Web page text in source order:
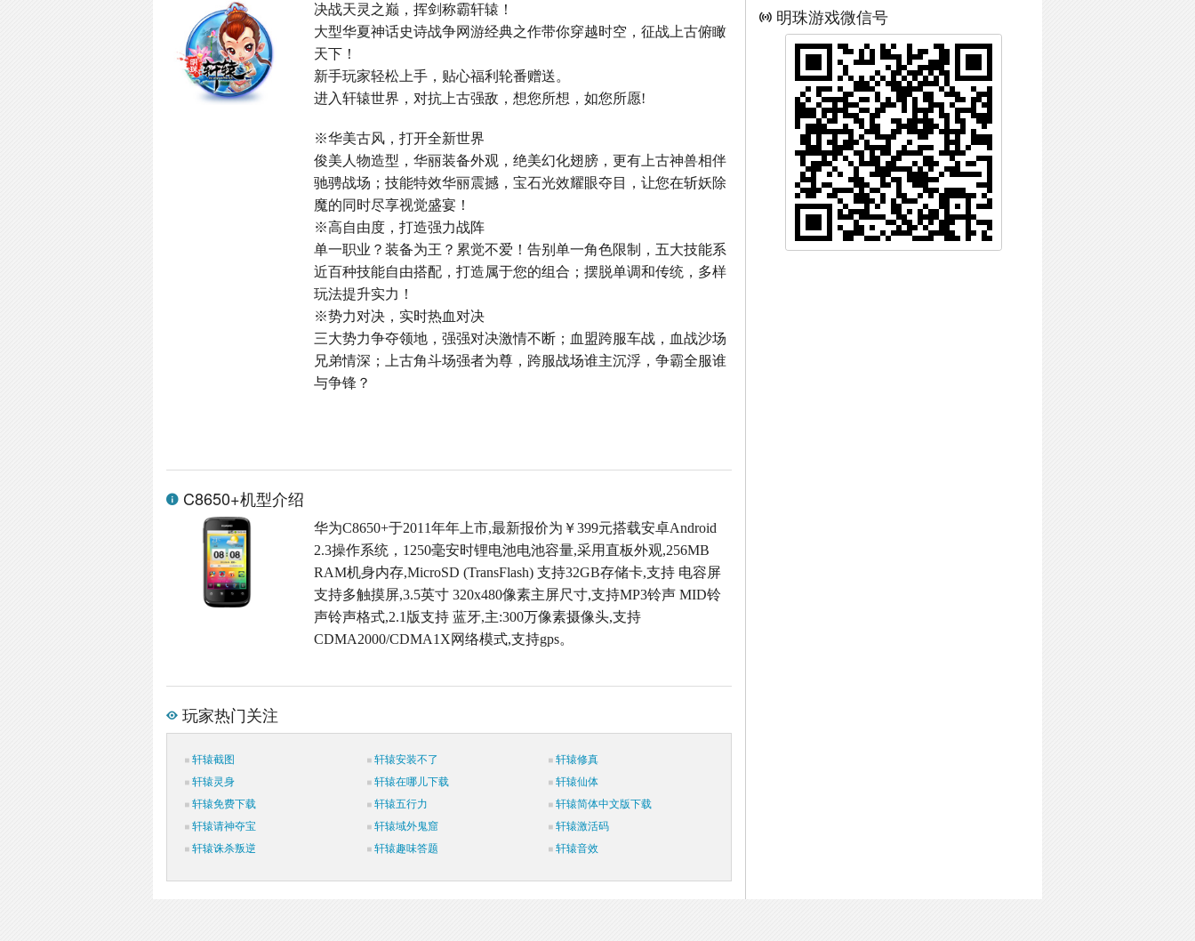
决战天灵之巅，挥剑称霸轩辕！
大型华夏神话史诗战争网游经典之作带你穿越时空，征战上古俯瞰
天下！
新手玩家轻松上手，贴心福利轮番赠送。
进入轩辕世界，对抗上古强敌，想您所想，如您所愿!
※华美古风，打开全新世界
俊美人物造型，华丽装备外观，绝美幻化翅膀，更有上古神兽相伴
驰骋战场；技能特效华丽震撼，宝石光效耀眼夺目，让您在斩妖除
魔的同时尽享视觉盛宴！
※高自由度，打造强力战阵
单一职业？装备为王？累觉不爱！告别单一角色限制，五大技能系
近百种技能自由搭配，打造属于您的组合；摆脱单调和传统，多样
玩法提升实力！
※势力对决，实时热血对决
三大势力争夺领地，强强对决激情不断；血盟跨服车战，血战沙场
兄弟情深；上古角斗场强者为尊，跨服战场谁主沉浮，争霸全服谁
与争锋？
C8650+机型介绍
华为C8650+于2011年年上市,最新报价为￥399元搭载安卓Android
2.3操作系统，1250毫安时锂电池电池容量,采用直板外观,256MB
RAM机身内存,MicroSD (TransFlash) 支持32GB存储卡,支持 电容屏
支持多触摸屏,3.5英寸 320x480像素主屏尺寸,支持MP3铃声 MID铃
声铃声格式,2.1版支持 蓝牙,主:300万像素摄像头,支持
CDMA2000/CDMA1X网络模式,支持gps。
玩家热门关注
轩辕截图 轩辕安装不了
轩辕修真
轩辕灵身
轩辕在哪儿下载
轩辕仙体
轩辕免费下载
轩辕五行力
轩辕简体中文版下载
轩辕请神夺宝
轩辕域外鬼窟
轩辕激活码
轩辕诛杀叛逆
轩辕趣味答题 轩辕音效
明珠游戏微信号